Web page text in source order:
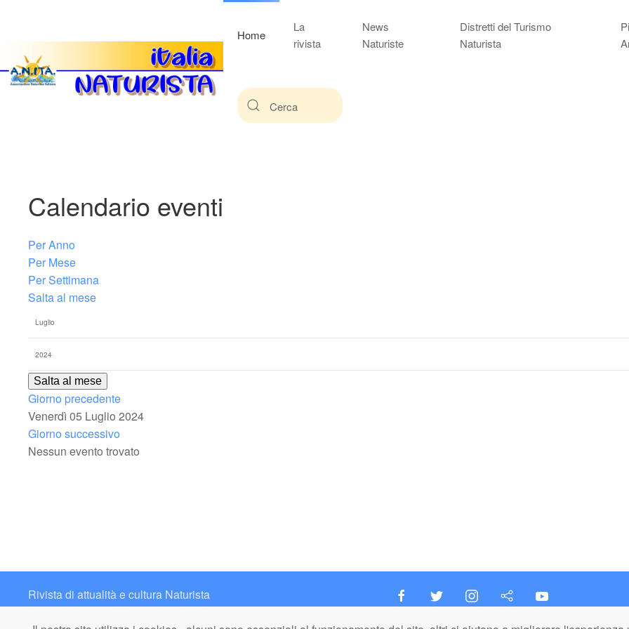
Home
La
rivista
News
Naturiste
Distretti del Turismo
Naturista
Calendario eventi
Per Anno
Per Mese
Per Settimana
Salta al mese
Salta al mese
Giorno precedente
Venerdì 05 Luglio 2024
Giorno successivo
Nessun evento trovato
Rivista di attualità e cultura Naturista
Contatto: redazione@italianaturista.it